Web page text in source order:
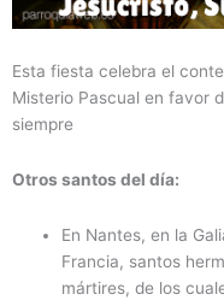
Esta fiesta celebra el
Misterio Pascual en favor
siempre
Otros santos del día:
En Nantes, en la
Francia, santos
mártires, de los